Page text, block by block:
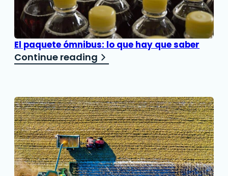
El paquete ómnibus: lo que hay que saber
Continue reading